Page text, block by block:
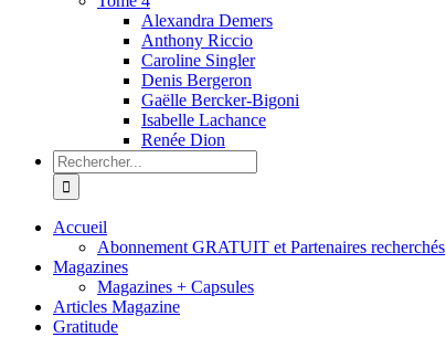
Alexandra Demers
Anthony Riccio
Caroline Singler
Denis Bergeron
Gaëlle Bercker-Bigoni
Isabelle Lachance
Renée Dion
Recherche
sur
le
site
:
Accueil
Abonnement GRATUIT et Partenaires recherchés
Magazines
Magazines + Capsules
Articles Magazine
Gratitude